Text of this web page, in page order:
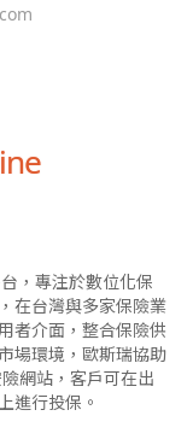
，專注於數位化保
在台灣與多家保險業
者介面，整合保險供
場環境，歐斯瑞協助
網站，客戶可在出
進行投保。